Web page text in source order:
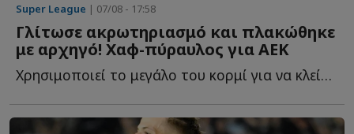
Super League | 07/08 - 17:58
Γλίτωσε ακρωτηριασμό και πλακώθηκε
με αρχηγό! Χαφ-πύραυλος για ΑΕΚ
Χρησιμοποιεί το μεγάλο του κορμί για να κλείσει χώρους, ν...